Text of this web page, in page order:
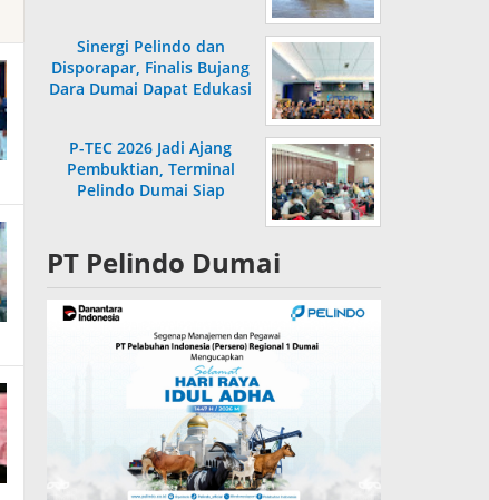
Sinergi Pelindo dan
Disporapar, Finalis Bujang
Dara Dumai Dapat Edukasi
P-TEC 2026 Jadi Ajang
Pembuktian, Terminal
Pelindo Dumai Siap
PT Pelindo Dumai